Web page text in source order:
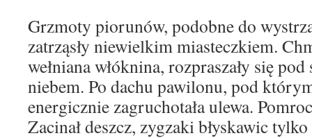
Grzmoty piorunów, podobne do
zatrząsły niewielkim miasteczkiem.
wełniana włóknina, rozpraszały się
niebem. Po dachu pawilonu, pod
energicznie zagruchotała ulewa.
Zacinał deszcz, zygzaki błyskawic